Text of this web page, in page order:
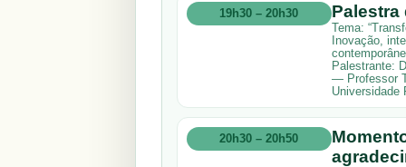
19h30 – 20h30 Palestra
Tema:
Inovação,
Palestrante:
— Professor
Universidade
20h30 – 20h50